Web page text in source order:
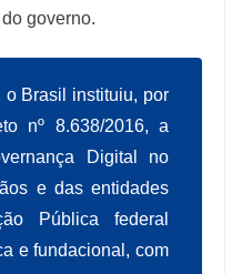
governo.
o Brasil instituiu, por
nº 8.638/2016, a
Digital no
e das entidades
Pública federal
e fundacional, com